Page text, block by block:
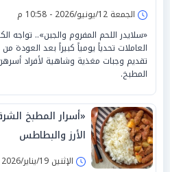
الجمعة 12/يونيو/2026 - 10:58 م
«سلايدر اللحم المفروم والجبن».. تواجه
العاملات تحدياً يومياً كبيراً بعد
تقديم وجبات مغذية وشاهية لأفراد
المطبخ.
«أسرار المطبخ
الأرز والبطاطس
الإثنين 19/يناير/2026 - 09:15 م